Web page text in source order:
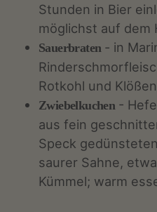
Stunden in Bier
möglichst auf dem
Sauerbraten - in
Rotkohl und
Zwiebelkuchen -
aus fein
Speck
saurer Sahne,
Kümmel; warm